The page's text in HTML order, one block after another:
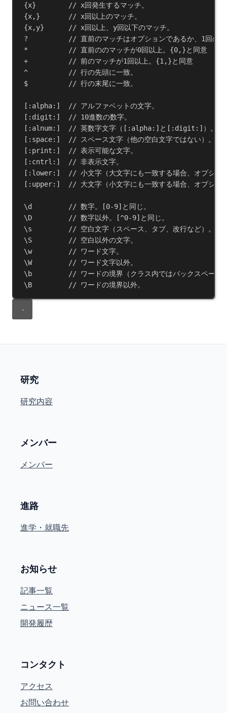
{x}
// x回発生するマッチ。
{x,}
// x回以上のマッチ。
{x,y}
// x回以上、y回以下のマッチ。
?
// 直前のマッチはオプションであるか、1回の
*
// 直前ののマッチが0回以上。{0,}と同意
+
// 前のマッチが1回以上。{1,}と同意
^
// 行の先頭に一致。
$
// 行の末尾に一致。
[: alpha:]
// アルファベットの文字。
[: digit :]
// 10進数の数字。
[: alnum:]
// 英数字文字（[:alpha:]と[:digit:]）。
[: space:]
// スペース文字（他の空白文字ではない）。
[: print :]
// 表示可能な文字。
[: cntrl :]
// 非表示文字。
[: lower:]
// 小文字（大文字にも一致する場合、オプショ
[: upper:] // 大文字（小文字にも一致する場合、オプショ
\d
// 数字。[0-9]と同じ。
\D
// 数字以外。[^0-9]と同じ。
\s
// 空白文字（スペース、タブ、改行など）。
\S
// 空白以外の文字。
\w
// ワード文字。
\W
// ワード文字以外。
\b
// ワードの境界（クラス内ではバックスペース
\B // ワードの境界以外。
研究
研究内容
メンバー
メンバー
進路
進学・就職先
お知らせ
記事一覧
ニュース一覧
開発履歴
コンタクト
アクセス
お問い合わせ